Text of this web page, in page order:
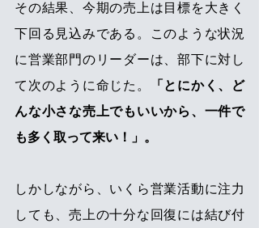
その結果、今期の売上は目標を大きく
下回る見込みである。このような状況
に営業部門のリーダーは、部下に対し
て次のように命じた。
「とにかく、ど
んな小さな売上でもいいから、一件で
も多く取って来い！」。
しかしながら、いくら営業活動に注力
しても、売上の十分な回復には結び付